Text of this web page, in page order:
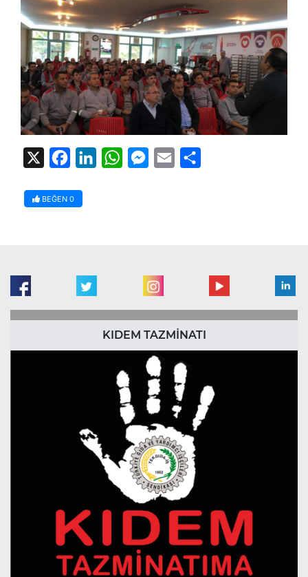
FacebookLinkedInWhatsAppMessenger
Email
BEĞEN 0
KIDEM TAZMİNATI